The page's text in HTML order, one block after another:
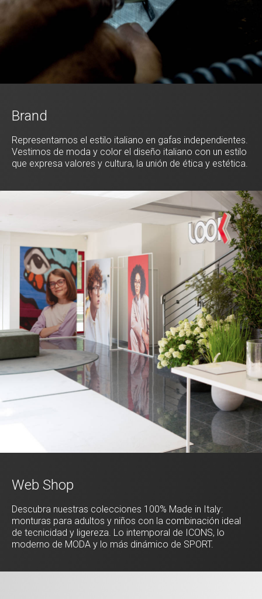
Brand
Representamos el estilo italiano en gafas independientes.
Vestimos de moda y color el diseño italiano con un estilo
que expresa valores y cultura, la unión de ética y estética.
Web Shop
Descubra nuestras colecciones 100% Made in Italy:
monturas para adultos y niños con la combinación ideal
de tecnicidad y ligereza. Lo intemporal de ICONS, lo
moderno de MODA y lo más dinámico de SPORT.